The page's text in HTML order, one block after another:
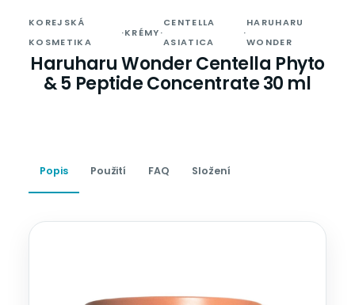
KOREJSKÁ
KOSMETIKA
·KRÉMY·
CENTELLA
ASIATICA
·
HARUHARU
WONDER
Haruharu Wonder Centella Phyto
& 5 Peptide Concentrate 30 ml
Popis Použití FAQ Složení